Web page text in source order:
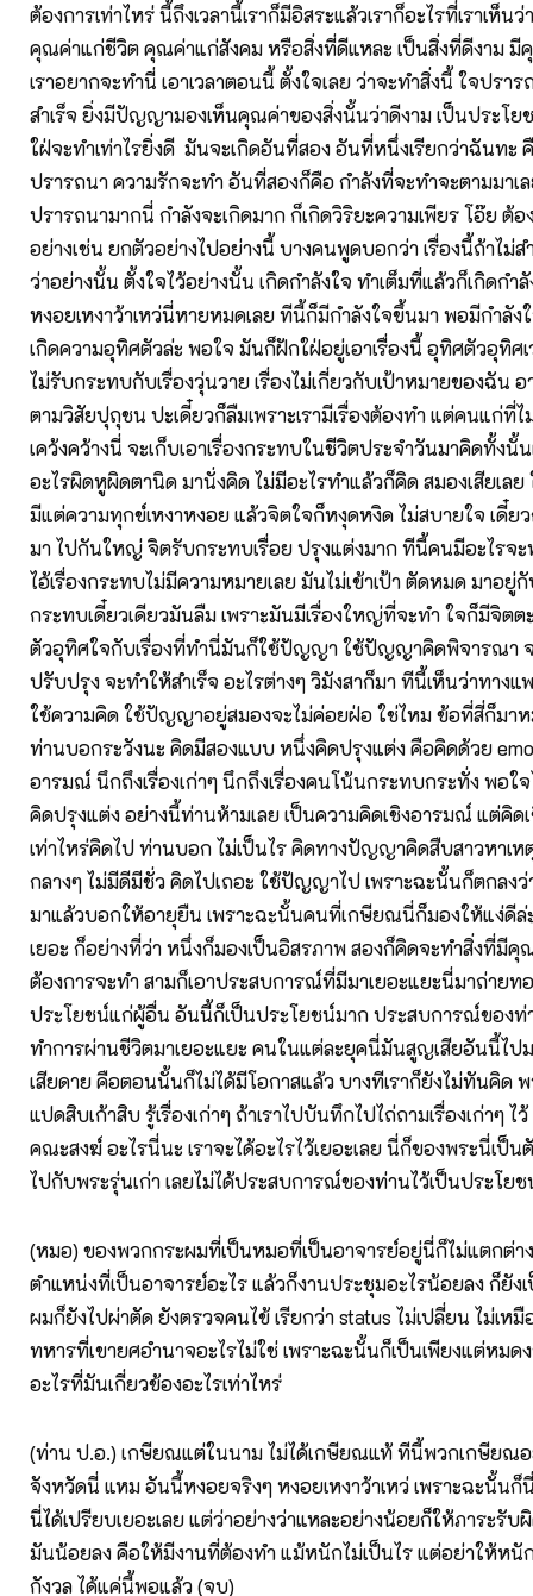
ต้องการเท่าไหร่ นี้ถึงเวลานี้เราก็มีอิสระแล้วเราก็อะไรที่เราเห็น
คุณค่าแก่ชีวิต คุณค่าแก่สังคม หรือสิ่งที่ดีแหละ เป็นสิ่งที่ดีงาม มี
เราอยากจะทำนี่ เอาเวลาตอนนี้ ตั้งใจเลย ว่าจะทำสิ่งนี้ ใจปรา
สำเร็จ ยิ่งมีปัญญามองเห็นคุณค่าของสิ่งนั้นว่าดีงาม เป็นประโย
ใฝ่จะทำเท่าไรยิ่งดี มันจะเกิดอันที่สอง อันที่หนึ่งเรียกว่าฉันทะ
ปรารถนา ความรักจะทำ อันที่สองก็คือ กำลังที่จะทำจะตามมาเ
ปรารถนามากนี่ กำลังจะเกิดมาก ก็เกิดวิริยะความเพียร โอ๊ย ต้อ
อย่างเช่น ยกตัวอย่างไปอย่างนี้ บางคนพูดบอกว่า เรื่องนี้ถ้าไม่ส
ว่าอย่างนั้น ตั้งใจไว้อย่างนั้น เกิดกำลังใจ ทำเต็มที่แล้วก็เกิดกำ
หงอยเหงาว้าเหว่นี่หายหมดเลย ทีนี้ก็มีกำลังใจขึ้นมา พอมีกำลั
เกิดความอุทิศตัวล่ะ พอใจ มันก็ฝักใฝ่อยู่เอาเรื่องนี้ อุทิศตัวอุทิศ
ไม่รับกระทบกับเรื่องวุ่นวาย เรื่องไม่เกี่ยวกับเป้าหมายของฉัน
ตามวิสัยปุถุชน ปะเดี๋ยวก็ลืมเพราะเรามีเรื่องต้องทำ แต่คนแก่ที่ไ
เคว้งคว้างนี่ จะเก็บเอาเรื่องกระทบในชีวิตประจำวันมาคิดทั้งนั้
อะไรผิดหูผิดตานิด มานั่งคิด ไม่มีอะไรทำแล้วก็คิด สมองเสียเลย
มีแต่ความทุกข์เหงาหงอย แล้วจิตใจก็หงุดหงิด ไม่สบายใจ เดี๋ย
มา ไปกันใหญ่ จิตรับกระทบเรื่อย ปรุงแต่งมาก ทีนี้คนมีอะไรจ
ไอ้เรื่องกระทบไม่มีความหมายเลย มันไม่เข้าเป้า ตัดหมด มาอยู่
กระทบเดี๋ยวเดียวมันลืม เพราะมันมีเรื่องใหญ่ที่จะทำ ใจก็มีจิตต
ตัวอุทิศใจกับเรื่องที่ทำนี่มันก็ใช้ปัญญา ใช้ปัญญาคิดพิจารณา
ปรับปรุง จะทำให้สำเร็จ อะไรต่างๆ วิมังสาก็มา ทีนี้เห็นว่าทาง
ใช้ความคิด ใช้ปัญญาอยู่สมองจะไม่ค่อยฝ่อ ใช่ไหม ข้อที่สี่ก็มาห
ท่านบอกระวังนะ คิดมีสองแบบ หนึ่งคิดปรุงแต่ง คือคิดด้วย
อารมณ์ นึกถึงเรื่องเก่าๆ นึกถึงเรื่องคนโน้นกระทบกระทั่ง พอใจ
คิดปรุงแต่ง อย่างนี้ท่านห้ามเลย เป็นความคิดเชิงอารมณ์ แต่คิ
เท่าไหร่คิดไป ท่านบอก ไม่เป็นไร คิดทางปัญญาคิดสืบสาวหาเ
กลางๆ ไม่มีดีมีชั่ว คิดไปเถอะ ใช้ปัญญาไป เพราะฉะนั้นก็ตกลง
มาแล้วบอกให้อายุยืน เพราะฉะนั้นคนที่เกษียณนี่ก็มองให้แง่ดีล่
เยอะ ก็อย่างที่ว่า หนึ่งก็มองเป็นอิสรภาพ สองก็คิดจะทำสิ่งที่มี
ต้องการจะทำ สามก็เอาประสบการณ์ที่มีมาเยอะแยะนี่มาถ่ายท
ประโยชน์แก่ผู้อื่น อันนี้ก็เป็นประโยชน์มาก ประสบการณ์ของท่
ทำการผ่านชีวิตมาเยอะแยะ คนในแต่ละยุคนี่มันสูญเสียอันนี้ไป
เสียดาย คือตอนนั้นก็ไม่ได้มีโอกาสแล้ว บางทีเราก็ยังไม่ทันคิด พ
แปดสิบเก้าสิบ รู้เรื่องเก่าๆ ถ้าเราไปบันทึกไปไถ่ถามเรื่องเก่าๆ ไ
คณะสงฆ์ อะไรนี่นะ เราจะได้อะไรไว้เยอะเลย นี่ก็ของพระนี่เป็
ไปกับพระรุ่นเก่า เลยไม่ได้ประสบการณ์ของท่านไว้เป็นประโย
(หมอ) ของพวกกระผมที่เป็นหมอที่เป็นอาจารย์อยู่นี่ก็ไม่แตกต่า
ตำแหน่งที่เป็นอาจารย์อะไร แล้วก็งานประชุมอะไรน้อยลง ก็ยัง
ผมก็ยังไปผ่าตัด ยังตรวจคนไข้ เรียกว่า status ไม่เปลี่ยน ไม่เห
ทหารที่เขายศอำนาจอะไรไม่ใช่ เพราะฉะนั้นก็เป็นเพียงแต่หมด
อะไรที่มันเกี่ยวข้องอะไรเท่าไหร่
(ท่าน ป.อ.) เกษียณแต่ในนาม ไม่ได้เกษียณแท้ ทีนี้พวกเกษียณอ
จังหวัดนี่ แหม อันนี้หงอยจริงๆ หงอยเหงาว้าเหว่ เพราะฉะนั้น
นี่ได้เปรียบเยอะเลย แต่ว่าอย่างว่าแหละอย่างน้อยก็ให้ภาระรั
มันน้อยลง คือให้มีงานที่ต้องทำ แม้หนักไม่เป็นไร แต่อย่าให้หนั
กังวล ได้แค่นี้พอแล้ว (จบ)